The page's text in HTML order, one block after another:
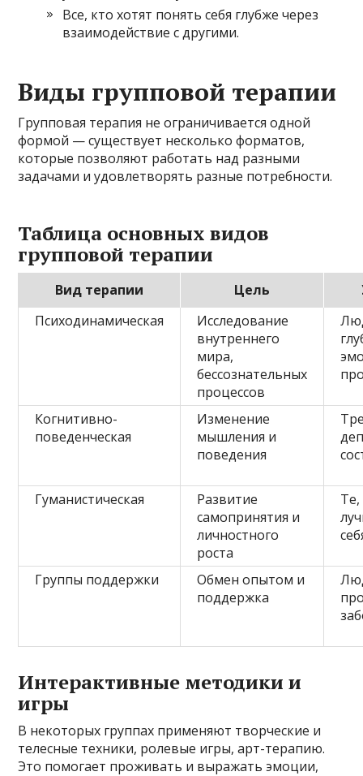
Все, кто хотят понять себя глубже через
взаимодействие с другими.
Виды групповой терапии
Групповая терапия не ограничивается одной
формой — существует несколько форматов,
которые позволяют работать над разными
задачами и удовлетворять разные потребности.
Таблица основных видов
групповой терапии
Вид терапии Цель
Психодинамическая
Исследование
внутреннего
мира,
бессознательных
процессов
Когнитивно-
поведенческая
Изменение
мышления и
поведения
Гуманистическая
Развитие
самопринятия и
личностного
роста
Те,
Группы поддержки
Обмен опытом и
поддержка
Интерактивные методики и
игры
В некоторых группах применяют творческие и
телесные техники, ролевые игры, арт-терапию.
Это помогает проживать и выражать эмоции,